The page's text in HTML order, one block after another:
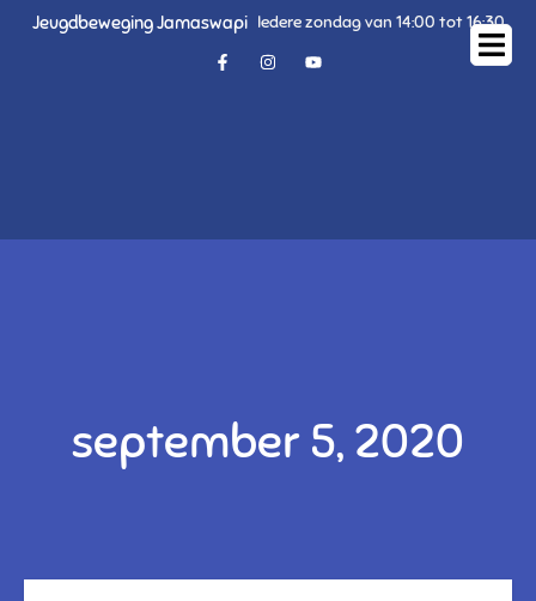
Jeugdbeweging Jamaswapi Iedere zondag van 14:00 tot 16:30
september 5, 2020